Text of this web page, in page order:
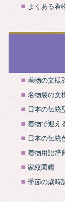
よくある着
着物の文様
名物裂の文
日本の伝統
着物で迎え
日本の伝統
着物用語辞
家紋図鑑
季節の歳時